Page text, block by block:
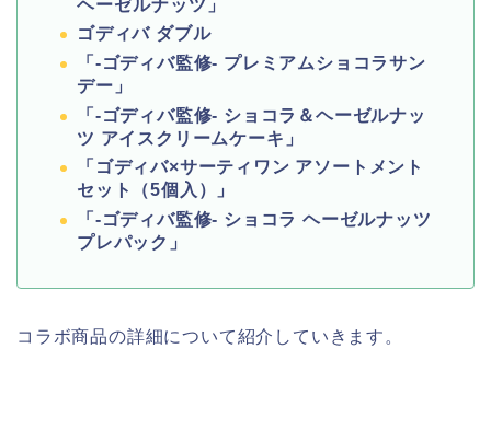
ヘーゼルナッツ」
ゴディバ ダブル
「-ゴディバ監修- プレミアムショコラサン
デー」
「-ゴディバ監修- ショコラ＆ヘーゼルナッ
ツ アイスクリームケーキ」
「ゴディバ×サーティワン アソートメント
セット（5個入）」
「-ゴディバ監修- ショコラ ヘーゼルナッツ
プレパック」
コラボ商品の詳細について紹介していきます。